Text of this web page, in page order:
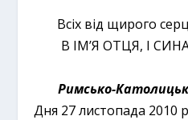
Всіх від щирого
В ІМ’Я ОТЦЯ, І
Римсько-
Дня 27 листопада 2010